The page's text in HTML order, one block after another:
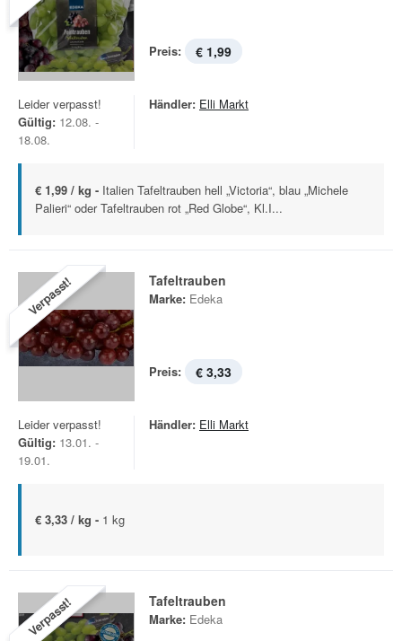
Preis: € 1,99
Leider verpasst!
Gültig: 12.08. -
18.08.
Händler: Elli Markt
€ 1,99 / kg - Italien Tafeltrauben hell „Victoria“, blau „Michele
Palieri“ oder Tafeltrauben rot „Red Globe“, Kl.I...
Verpasst! Tafeltrauben
Marke: Edeka
Preis: € 3,33
Leider verpasst!
Gültig: 13.01. -
19.01.
Händler: Elli Markt
€ 3,33 / kg - 1 kg
Verpasst! Tafeltrauben
Marke: Edeka